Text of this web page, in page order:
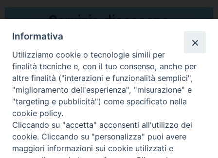
Comunicati Stampa
Il cordoglio dei Vescovi di Puglia per la morte di S.E.R. Mons. Agostino
Superbo
Nasce la Consulta Diocesana delle Aggregazioni Laicali di Castellaneta
Informativa
Utilizziamo cookie o tecnologie simili per
finalità tecniche e, con il tuo consenso, anche per
altre finalità ("interazioni e funzionalità semplici",
"miglioramento dell'esperienza", "misurazione" e
"targeting e pubblicità") come specificato nella
cookie policy.
Cliccando su "accetta" acconsenti all'utilizzo dei
cookie. Cliccando su "personalizza" puoi avere
maggiori informazioni sui cookie utilizzati e